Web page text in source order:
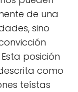
de una
sino
posición
como
teístas